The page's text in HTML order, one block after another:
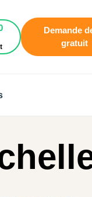
Demande
gratuit